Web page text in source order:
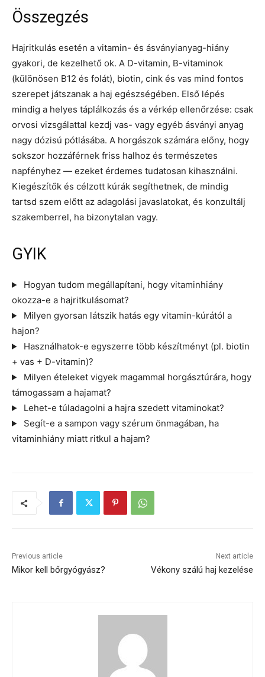
Összegzés
Hajritkulás esetén a vitamin- és ásványianyag-hiány
gyakori, de kezelhető ok. A D-vitamin, B-vitaminok
(különösen B12 és folát), biotin, cink és vas mind fontos
szerepet játszanak a haj egészségében. Első lépés
mindig a helyes táplálkozás és a vérkép ellenőrzése: csak
orvosi vizsgálattal kezdj vas- vagy egyéb ásványi anyag
nagy dózisú pótlásába. A horgászok számára előny, hogy
sokszor hozzáférnek friss halhoz és természetes
napfényhez — ezeket érdemes tudatosan kihasználni.
Kiegészítők és célzott kúrák segíthetnek, de mindig
tartsd szem előtt az adagolási javaslatokat, és konzultálj
szakemberrel, ha bizonytalan vagy.
GYIK
Hogyan tudom megállapítani, hogy vitaminhiány
okozza-e a hajritkulásomat?
Milyen gyorsan látszik hatás egy vitamin-kúrától a
hajon?
Használhatok-e egyszerre több készítményt (pl. biotin
+ vas + D-vitamin)?
Milyen ételeket vigyek magammal horgásztúrára, hogy
támogassam a hajamat?
Lehet-e túladagolni a hajra szedett vitaminokat?
Segít-e a sampon vagy szérum önmagában, ha
vitaminhiány miatt ritkul a hajam?
Previous article
Mikor kell bőrgyógyász?
Next article
Vékony szálú haj kezelése